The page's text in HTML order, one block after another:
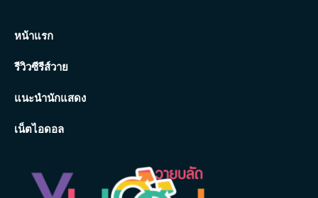
หน้าแรก
รีวิวซีรีส์วาย
แนะนำนักแสดง
เน็ตไอดอล